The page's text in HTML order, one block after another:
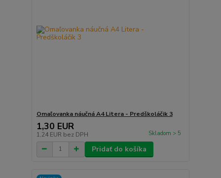
Omaľovanka náučná A4 Litera - Predškoláčik 3
1,30 EUR
1,24 EUR bez DPH Skladom > 5
Pridať do košíka